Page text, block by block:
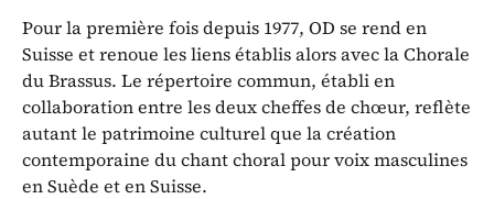
Pour la première fois depuis 1977, OD se rend en
Suisse et renoue les liens établis alors avec la Chorale
du Brassus. Le répertoire commun, établi en
collaboration entre les deux cheffes de chœur, reflète
autant le patrimoine culturel que la création
contemporaine du chant choral pour voix masculines
en Suède et en Suisse.